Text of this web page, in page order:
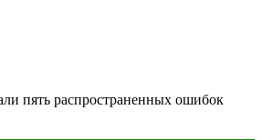
пять распространенных ошибок